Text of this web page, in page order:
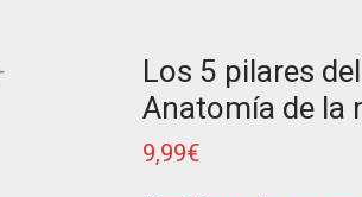
Los 5 pilares
Anatomía de la
9,99€